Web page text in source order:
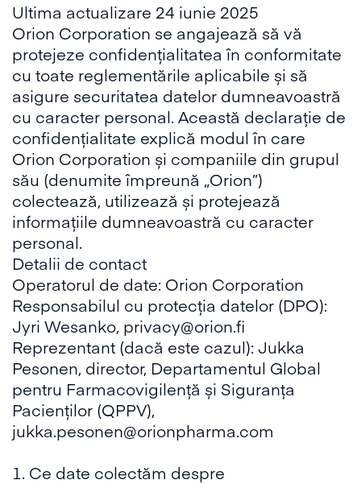
Ultima actualizare 24 iunie 2025
Orion Corporation se angajează să vă
protejeze confidențialitatea în conformitate
cu toate reglementările aplicabile și să
asigure securitatea datelor dumneavoastră
cu caracter personal. Această declarație de
confidențialitate explică modul în care
Orion Corporation și companiile din grupul
său (denumite împreună „Orion”)
colectează, utilizează și protejează
informațiile dumneavoastră cu caracter
personal.
Detalii de contact
Operatorul de date: Orion Corporation
Responsabilul cu protecția datelor (DPO):
Jyri Wesanko, privacy@orion.fi
Reprezentant (dacă este cazul): Jukka
Pesonen, director, Departamentul Global
pentru Farmacovigilență și Siguranța
Pacienților (QPPV),
jukka.pesonen@orionpharma.com
1. Ce date colectăm despre